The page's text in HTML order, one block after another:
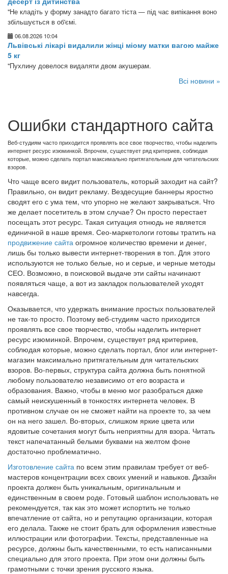
"Не кладіть у форму занадто багато тіста — під час випікання воно
збільшується в об'ємі.
06.08.2026 10:04
Львівські лікарі видалили жінці міому матки вагою майже
5 кг
"Пухлину довелося видаляти двом акушерам.
Всі новини »
Ошибки стандартного сайта
Веб-студиям часто приходится проявлять все свое творчество, чтобы наделить
интернет ресурс изюминкой. Впрочем, существует ряд критериев, соблюдая
которые, можно сделать портал максимально притягательным для читательских
взоров.
Что чаще всего видит пользователь, который заходит на сайт?
Правильно, он видит рекламу. Вездесущие баннеры яростно
сводят его с ума тем, что упорно не желают закрываться. Что
же делает посетитель в этом случае? Он просто перестает
посещать этот ресурс. Такая ситуация отнюдь не является
единичной в наше время. Сео-маркетологи готовы тратить на
продвижение сайта огромное количество времени и денег,
лишь бы только вывести интернет-творения в топ. Для этого
используются не только белые, но и серые, и черные методы
СЕО. Возможно, в поисковой выдаче эти сайты начинают
появляться чаще, а вот из закладок пользователей уходят
навсегда.
Оказывается, что удержать внимание простых пользователей
не так-то просто. Поэтому веб-студиям часто приходится
проявлять все свое творчество, чтобы наделить интернет
ресурс изюминкой. Впрочем, существует ряд критериев,
соблюдая которые, можно сделать портал, блог или интернет-
магазин максимально притягательным для читательских
взоров. Во-первых, структура сайта должна быть понятной
любому пользователю независимо от его возраста и
образования. Важно, чтобы в меню мог разобраться даже
самый неискушенный в тонкостях интернета человек. В
противном случае он не сможет найти на проекте то, за чем
он на него зашел. Во-вторых, слишком яркие цвета или
ядовитые сочетания могут быть неприятны для взора. Читать
текст напечатанный белыми буквами на желтом фоне
достаточно проблематично.
Изготовление сайта по всем этим правилам требует от веб-
мастеров концентрации всех своих умений и навыков. Дизайн
проекта должен быть уникальным, оригинальным и
единственным в своем роде. Готовый шаблон использовать не
рекомендуется, так как это может испортить не только
впечатление от сайта, но и репутацию организации, которая
его делала. Также не стоит брать для оформления известные
иллюстрации или фотографии. Тексты, представленные на
ресурсе, должны быть качественными, то есть написанными
специально для этого проекта. При этом они должны быть
грамотными с точки зрения русского языка.